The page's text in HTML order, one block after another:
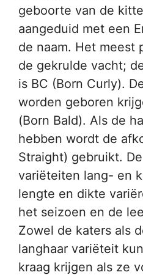
geboorte van de
aangeduid met een
de naam. Het meest
de gekrulde vacht;
is BC (Born Curly).
worden geboren
(Born Bald). Als de
hebben wordt de
Straight) gebruikt.
variëteiten lang- en
lengte en dikte
het seizoen en de
Zowel de katers als
langhaar variëteit
kraag krijgen als ze